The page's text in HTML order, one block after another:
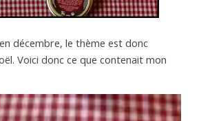
décembre, le thème est donc
Voici donc ce que contenait mon